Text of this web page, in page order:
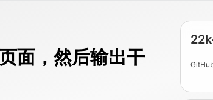
面，然后输出干